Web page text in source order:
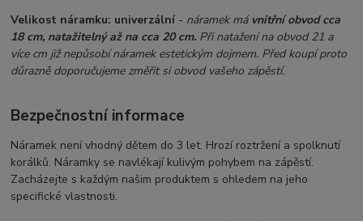
Velikost náramku: univerzální - náramek mávnitřní obvod cca
18 cm, natažitelný až na cca 20 cm. Při natažení na obvod 21 a
více cm již nepůsobí náramek estetickým dojmem. Před koupí proto
důrazně doporučujeme změřit si obvod vašeho zápěstí.
Bezpečnostní informace
Náramek není vhodný dětem do 3 let. Hrozí roztržení a spolknutí
korálků. Náramky se navlékají kulivým pohybem na zápěstí.
Zacházejte s každým našim produktem s ohledem na jeho
specifické vlastnosti.